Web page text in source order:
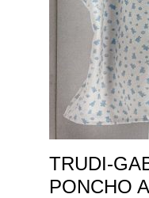
TRUDI-
PONCHO